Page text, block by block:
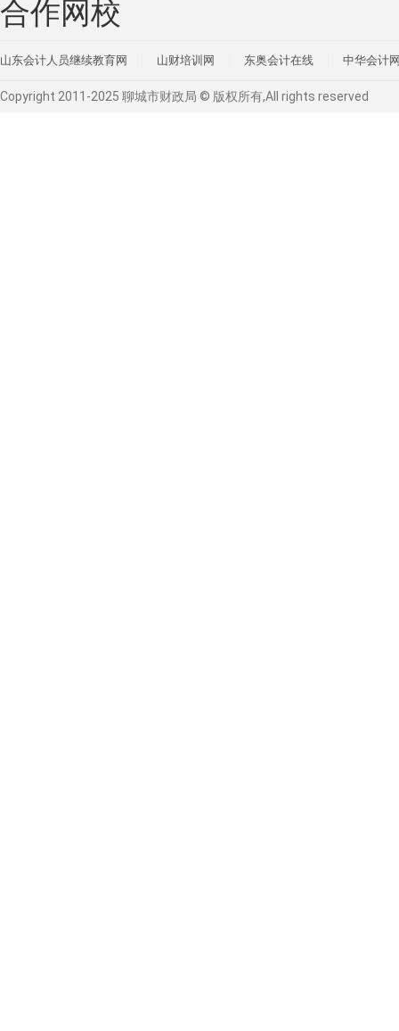
合作网校
山东会计人员继续教育网 山财培训网 东奥会计在线 中华会计
Copyright 2011-2025 聊城市财政局 © 版权所有,All rights reserved